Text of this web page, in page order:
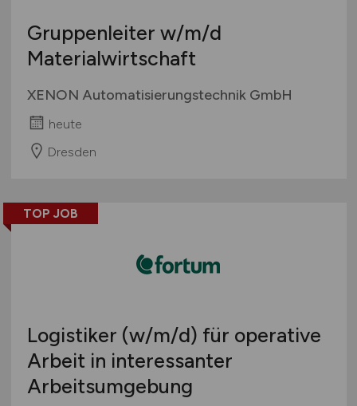
Gruppenleiter w/m/d
Materialwirtschaft
XENON Automatisierungstechnik GmbH
heute
Dresden
TOP JOB
Logistiker (w/m/d) für operative
Arbeit in interessanter
Arbeitsumgebung